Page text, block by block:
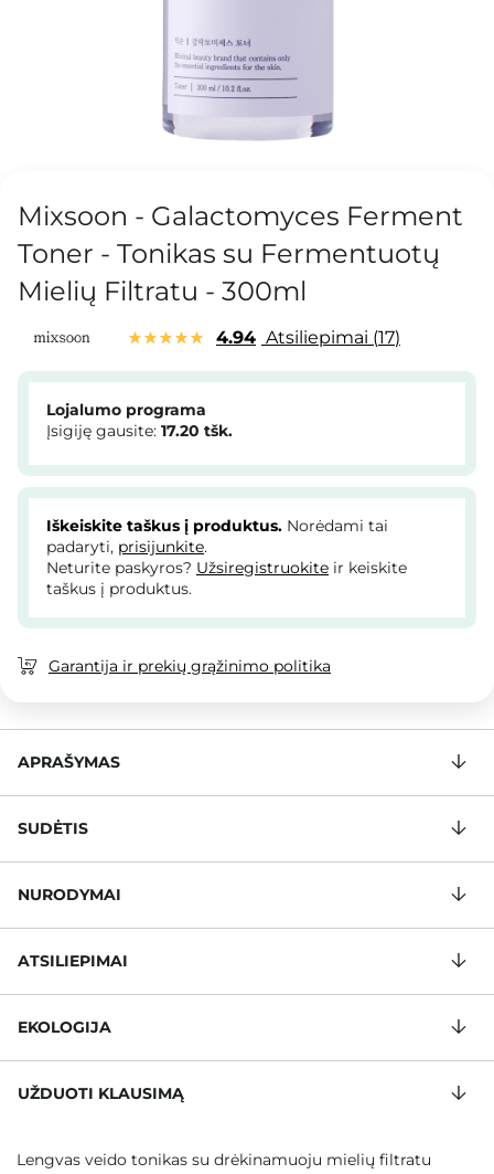
Mixsoon - Galactomyces Ferment
Toner - Tonikas su Fermentuotų
Mielių Filtratu - 300ml
4.94 Atsiliepimai 17
Lojalumo programa
Įsigiję gausite: 17.20 tšk.
Iškeiskite taškus į produktus. Norėdami tai
padaryti, prisijunkite.
Neturite paskyros? Užsiregistruokite ir keiskite
taškus į produktus.
Garantija ir prekių grąžinimo politika
APRAŠYMAS
SUDĖTIS
NURODYMAI
ATSILIEPIMAI
EKOLOGIJA
UŽDUOTI KLAUSIMĄ
Lengvas veido tonikas su drėkinamuoju mielių filtratu